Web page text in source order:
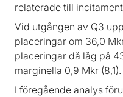
relaterade till
Vid utgången av Q3
placeringar om 36,0
placeringar då låg på
marginella 0,9 Mkr
I föregående analys